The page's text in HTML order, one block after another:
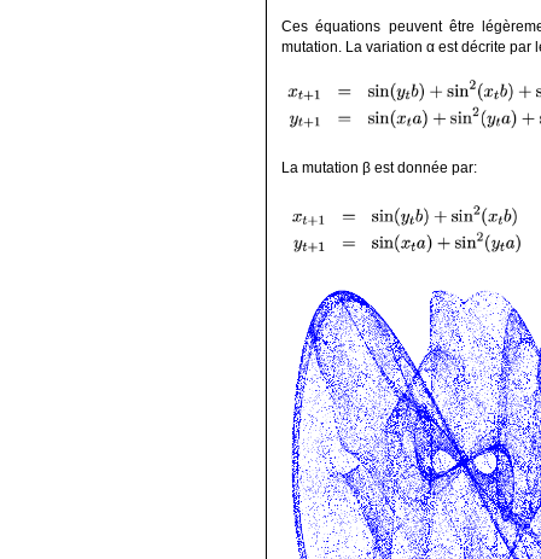
Ces équations peuvent être
mutation. La variation α est décrite par
La mutation β est donnée par: